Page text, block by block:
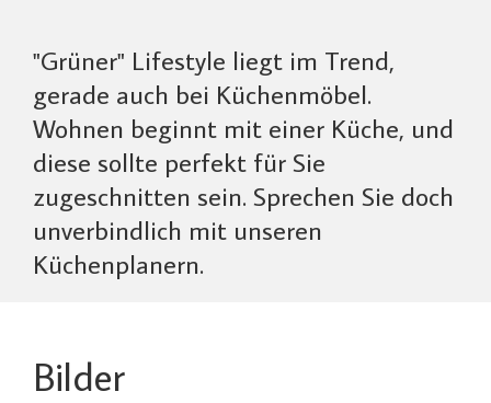
"Grüner" Lifestyle liegt im Trend,
gerade auch bei Küchenmöbel.
Wohnen beginnt mit einer Küche, und
diese sollte perfekt für Sie
zugeschnitten sein. Sprechen Sie doch
unverbindlich mit unseren
Küchenplanern.
Bilder